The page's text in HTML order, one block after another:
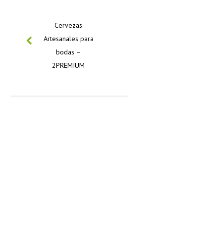
Cervezas
Artesanales para
bodas –
2PREMIUM